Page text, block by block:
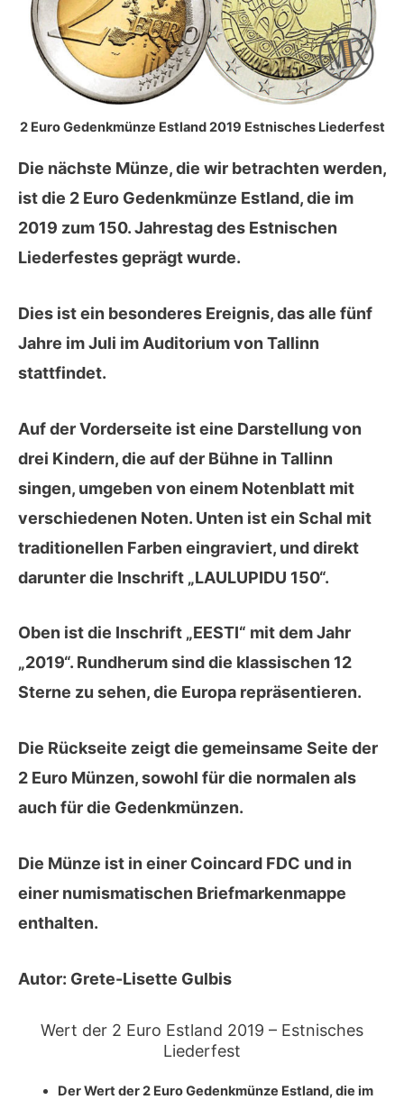
2 Euro Gedenkmünze Estland 2019 Estnisches Liederfest
Die nächste Münze, die wir betrachten werden,
ist die 2 Euro Gedenkmünze Estland, die im
2019 zum 150. Jahrestag des Estnischen
Liederfestesgeprägt wurde.
Dies ist ein besonderes Ereignis, das alle fünf
Jahre im Juli im Auditorium von Tallinn
stattfindet.
Auf derVorderseite ist eine Darstellung von
drei Kindern, die auf der Bühne in Tallinn
singen, umgeben von einem Notenblatt mit
verschiedenen Noten. Unten ist ein Schal mit
traditionellen Farben eingraviert, und direkt
darunter die Inschrift „LAULUPIDU 150“.
Oben ist die Inschrift „EESTI“ mit dem Jahr
„2019“. Rundherum sind die klassischen 12
Sterne zu sehen, die Europa repräsentieren.
Die Rückseite zeigt die gemeinsame Seite der
2 Euro Münzen, sowohl für die normalen als
auch für die Gedenkmünzen.
Die Münze ist in einer Coincard FDC und in
einer numismatischen Briefmarkenmappe
enthalten.
Autor: Grete-Lisette Gulbis
Wert der 2 Euro Estland 2019 – Estnisches
Liederfest
Der Wert der 2 Euro Gedenkmünze Estland, die im